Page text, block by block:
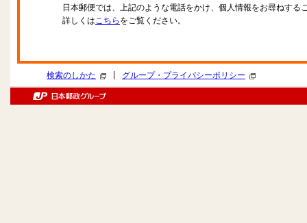
日本郵便では、上記のような電話をかけ、個人情報をお尋ねする
詳しくはこちら をご覧ください。
検索のしかた グループ・プライバシーポリシー